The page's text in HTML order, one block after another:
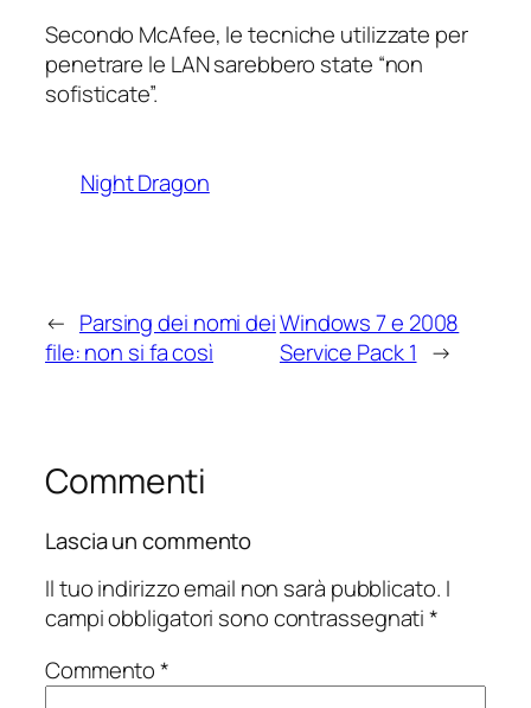
Secondo McAfee, le tecniche utilizzate per
penetrare le LAN sarebbero state “non
sofisticate”.
Night Dragon
← Parsing dei nomi dei
file: non si fa così
Windows 7 e 2008
Service Pack 1 →
Commenti
Lascia un commento
Il tuo indirizzo email non sarà pubblicato. I
campi obbligatori sono contrassegnati*
Commento*